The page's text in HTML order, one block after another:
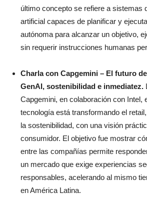
último concepto se refiere a sistemas
artificial capaces de planificar y
autónoma para alcanzar un objetivo,
sin requerir instrucciones humanas
Charla con Capgemini – El futuro
GenAI, sostenibilidad e inmediatez.
Capgemini, en colaboración con Intel,
tecnología está transformando el
la sostenibilidad, con una visión
consumidor. El objetivo fue mostrar
entre las compañías permite
un mercado que exige experiencias
responsables, acelerando al mismo
en América Latina.